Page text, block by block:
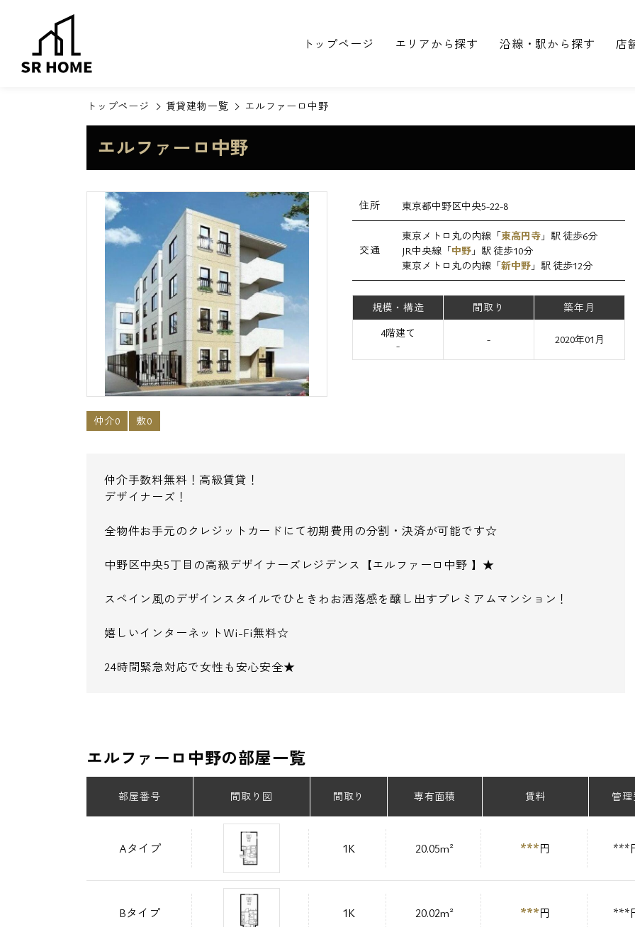
トップページ エリアから探す 沿線・駅から探す 店
トップページ 賃貸建物一覧 エルファーロ中野
エルファーロ中野
住所 東京都中野区中央5-22-8
交通
東京メトロ丸の内線「東高円寺 」駅 徒歩6分
JR中央線「中野 」駅 徒歩10分
東京メトロ丸の内線「新中野 」駅 徒歩12分
規模・構造 間取り
築年月
4階建て
-
- 2020年01月
仲介0 敷0
仲介手数料無料！高級賃貸！
デザイナーズ！
全物件お手元のクレジットカードにて初期費用の分割・決済が可能です☆
中野区中央5丁目の高級デザイナーズレジデンス【エルファーロ中野 】★
スペイン風のデザインスタイルでひときわお洒落感を醸し出すプレミアムマンション！
嬉しいインターネットWi-Fi無料☆
24時間緊急対応で女性も安心安全★
エルファーロ中野の部屋一覧
部屋番号 間取り図 間取り 専有面積 賃料 管理
Aタイプ 1K 20.05m² ***円 ***
Bタイプ 1K 20.02m² ***円 ***